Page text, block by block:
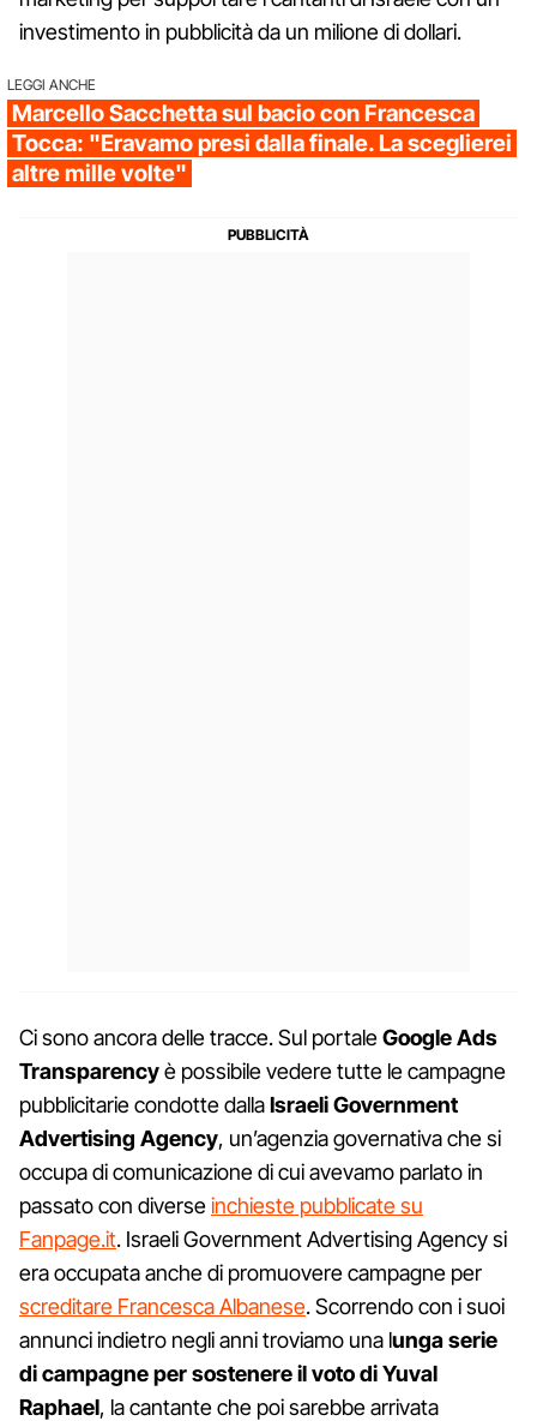
investimento in pubblicità da un milione di dollari.
LEGGI ANCHE
Marcello Sacchetta sul bacio con Francesca
Tocca: "Eravamo presi dalla finale. La sceglierei
altre mille volte"
Ci sono ancora delle tracce. Sul portaleGoogle Ads
Transparencyè possibile vedere tutte le campagne
pubblicitarie condotte dallaIsraeli Government
Advertising Agency, un’agenzia governativa che si
occupa di comunicazione di cui avevamo parlato in
passato con diverseinchieste pubblicate su
Fanpage.it. Israeli Government Advertising Agency si
era occupata anche di promuovere campagne per
screditare Francesca Albanese. Scorrendo con i suoi
annunci indietro negli anni troviamo una lunga serie
di campagne per sostenere il voto di Yuval
Raphael, la cantante che poi sarebbe arrivata